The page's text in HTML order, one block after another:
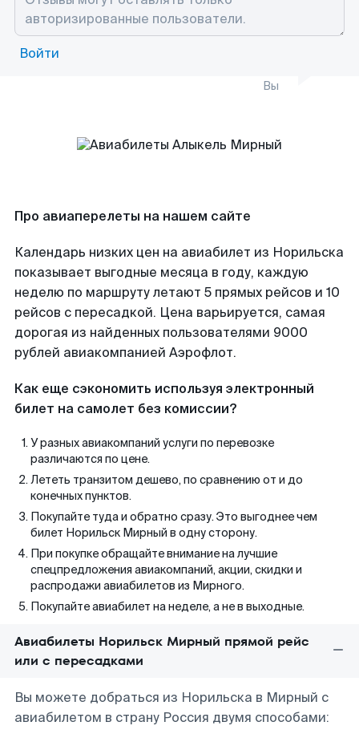
Войти
Вы
Про авиаперелеты на нашем сайте
Календарь низких цен на авиабилет из Норильска
показывает выгодные месяца в году, каждую
неделю по маршруту летают 5 прямых рейсов и 10
рейсов с пересадкой. Цена варьируется, самая
дорогая из найденных пользователями 9000
рублей авиакомпанией Аэрофлот.
Как еще сэкономить используя электронный
билет на самолет без комиссии?
У разных авиакомпаний услуги по перевозке
различаются по цене.
Лететь транзитом дешево, по сравнению от и до
конечных пунктов.
Покупайте туда и обратно сразу. Это выгоднее чем
билет Норильск Мирный в одну сторону.
При покупке обращайте внимание на лучшие
спецпредложения авиакомпаний, акции, скидки и
распродажи авиабилетов из Мирного.
Покупайте авиабилет на неделе, а не в выходные.
Авиабилеты Норильск Мирный прямой рейс
или с пересадками
Вы можете добраться из Норильска в Мирный с
авиабилетом в страну Россия двумя способами: